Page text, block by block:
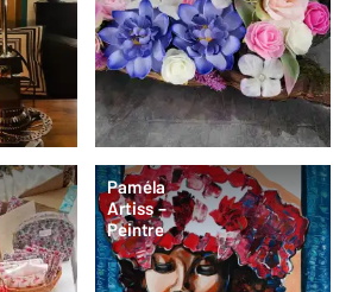
Paméla
Artiss –
Peintre